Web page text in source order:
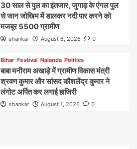
30 साल से पुल का इंतजार, जुगाड़ के एंगल पुल
से जान जोखिम में डालकर नदी पार करने को
मजबूर 5500 ग्रामीण
shankar August 6, 2026 0
Bihar Festival Nalanda Politics
बाबा मनीराम अखाड़े में ग्रामीण विकास मंत्री
श्रवण कुमार और सांसद कौशलेंद्र कुमार ने
लंगोट अर्पित कर लगाई हाजिरी
shankar August 1, 2026 0